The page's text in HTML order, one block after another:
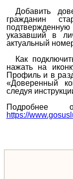
Добавить
гражданин
указавший в
актуальный
Как
нажать на
Профиль и в
«Доверенный
следуя
Подробнее
https://